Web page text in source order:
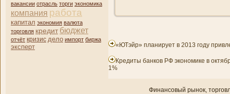
вакансии отрасль торги экономика
компани­я работа
капитал экономия валюта
торговля кредит бюджет
отчёт кризис дело импорт биржа
эксперт «ЮТэйр» планирует в 2013 году
Кредиты банков РФ экономике в
1%
Финансовый рынок,